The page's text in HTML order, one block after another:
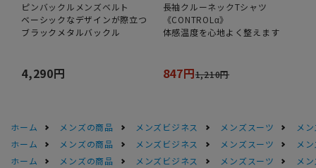
ピンバックルメンズベルト
ベーシックなデザインが際立つ
ブラックメタルバックル
4,290円
長袖クルーネックTシャツ
《CONTROLα》
体感温度を心地よく整えます
847円1,210円
ホーム メンズの商品 メンズビジネス メンズスーツ
メ
ホーム
メンズの商品 メンズビジネス メンズスーツ
メ
ホーム
メンズの商品 メンズビジネス メンズスーツ
メ